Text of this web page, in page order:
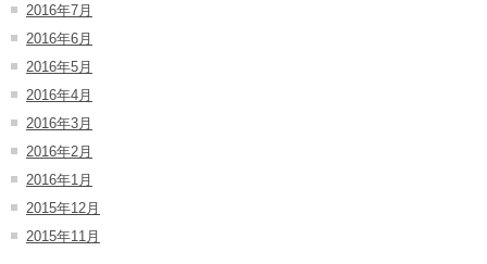
2016年7月
2016年6月
2016年5月
2016年4月
2016年3月
2016年2月
2016年1月
2015年12月
2015年11月